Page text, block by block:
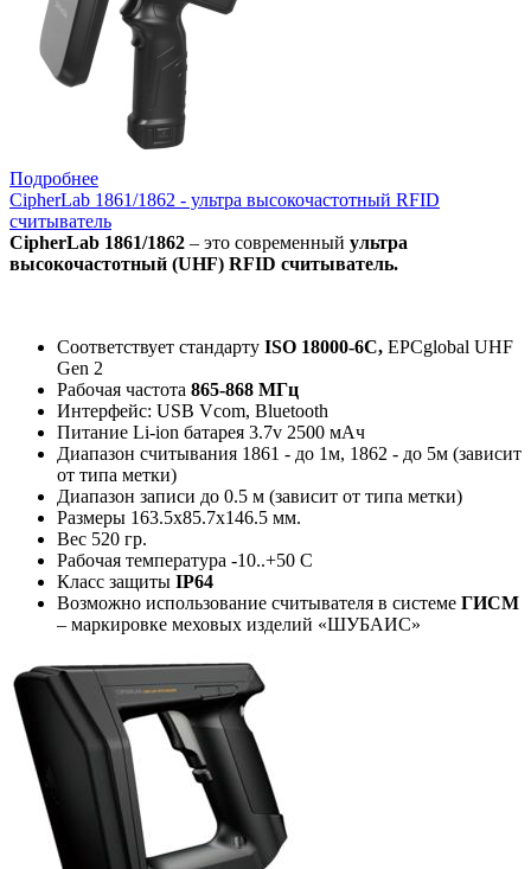
Подробнее
CipherLab 1861/1862 - ультра высокочастотный RFID
считыватель
CipherLab 1861/1862 – это современный ультра
высокочастотный (UHF) RFID считыватель.
Соответствует стандарту ISO 18000-6C, EPCglobal UHF
Gen 2
Рабочая частота 865-868 МГц
Интерфейс: USB Vcom, Bluetooth
Питание Li-ion батарея 3.7v 2500 мАч
Диапазон считывания 1861 - до 1м, 1862 - до 5м (зависит
от типа метки)
Диапазон записи до 0.5 м (зависит от типа метки)
Размеры 163.5х85.7х146.5 мм.
Вес 520 гр.
Рабочая температура -10..+50 C
Класс защиты IP64
Возможно использование считывателя в системе ГИСМ
– маркировке меховых изделий «ШУБАИС»